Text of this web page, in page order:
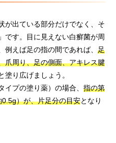
が出ている部分だけでなく、そ
です。目に見えない白癬菌が周
えば足の指の間であれば、 足
爪周り、足の側面、アキレス腱
塗り広げましょう。
プの塗り薬）の場合、 指の第
）が、片足分の目安となり